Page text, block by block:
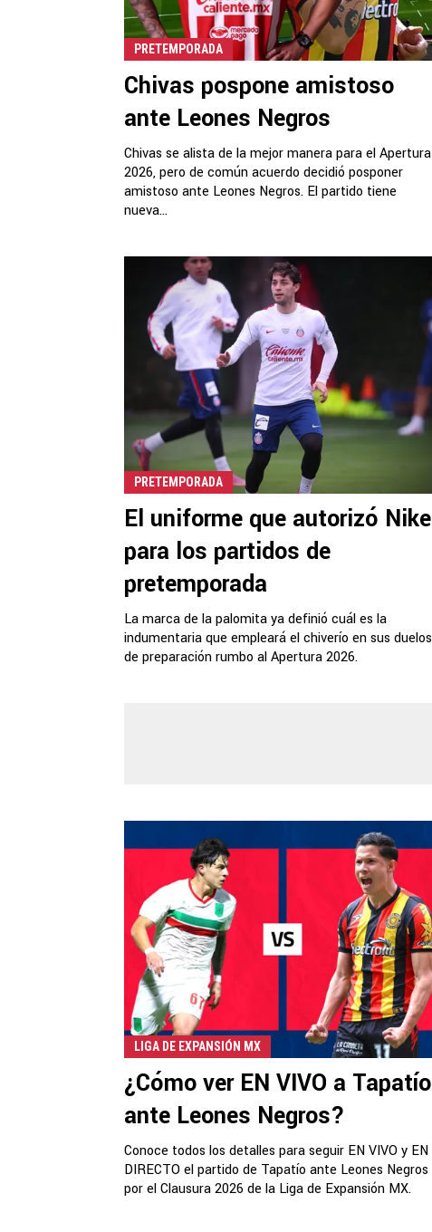
PRETEMPORADA
Chivas pospone amistoso
ante Leones Negros
Chivas se alista de la mejor manera para el Apertura
2026, pero de común acuerdo decidió posponer
amistoso ante Leones Negros. El partido tiene
nueva...
PRETEMPORADA
El uniforme que autorizó Nike
para los partidos de
pretemporada
La marca de la palomita ya definió cuál es la
indumentaria que empleará el chiverío en sus duelos
de preparación rumbo al Apertura 2026.
LIGA DE EXPANSIÓN MX
¿Cómo ver EN VIVO a Tapatío
ante Leones Negros?
Conoce todos los detalles para seguir EN VIVO y EN
DIRECTO el partido de Tapatío ante Leones Negros
por el Clausura 2026 de la Liga de Expansión MX.